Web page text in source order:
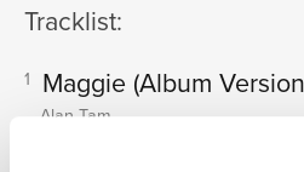
Tracklist:
1 Maggie (Album
Alan Tam